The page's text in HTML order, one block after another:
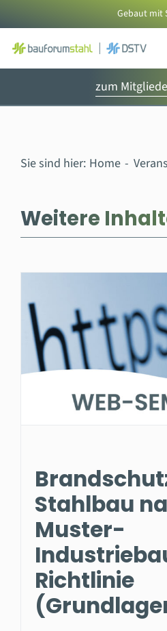
Inhalt
springen
Gebaut mit
zum
Sie sind hier: Home
Weitere
Stahlbau
Muster-
Richtlinie